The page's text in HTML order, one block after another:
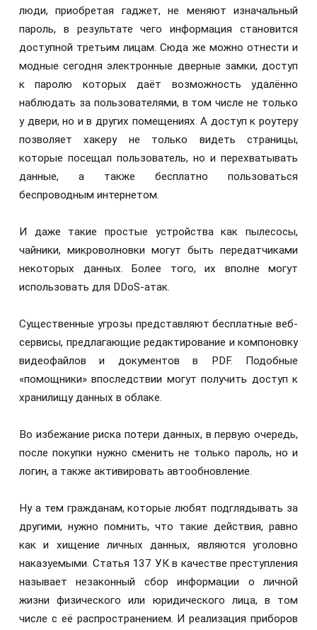
люди, приобретая гаджет, не меняют изначальный
пароль, в результате чего информация становится
доступной третьим лицам. Сюда же можно отнести и
модные сегодня электронные дверные замки, доступ
к паролю которых даёт возможность удалённо
наблюдать за пользователями, в том числе не только
у двери, но и в других помещениях. А доступ к роутеру
позволяет хакеру не только видеть страницы,
которые посещал пользователь, но и перехватывать
данные, а также бесплатно пользоваться
беспроводным интернетом.
И даже такие простые устройства как пылесосы,
чайники, микроволновки могут быть передатчиками
некоторых данных. Более того, их вполне могут
использовать для DDoS-атак.
Существенные угрозы представляют бесплатные веб-
сервисы, предлагающие редактирование и компоновку
видеофайлов и документов в PDF. Подобные
«помощники» впоследствии могут получить доступ к
хранилищу данных в облаке.
Во избежание риска потери данных, в первую очередь,
после покупки нужно сменить не только пароль, но и
логин, а также активировать автообновление.
Ну а тем гражданам, которые любят подглядывать за
другими, нужно помнить, что такие действия, равно
как и хищение личных данных, являются уголовно
наказуемыми. Статья 137 УК в качестве преступления
называет незаконный сбор информации о личной
жизни физического или юридического лица, в том
числе с её распространением. И реализация приборов